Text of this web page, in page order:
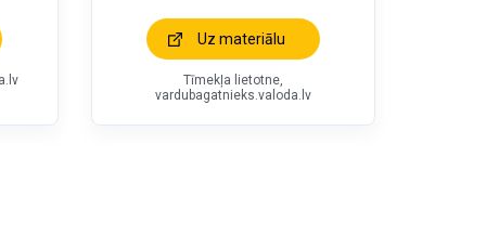
Uz materiālu
Tīmekļa lietotne,
vardubagatnieks.valoda.lv